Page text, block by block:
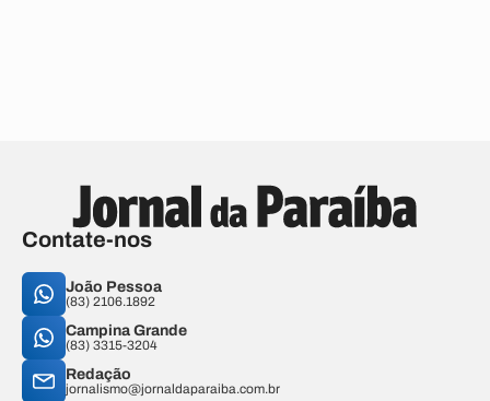
Contate-nos
João Pessoa
(83) 2106.1892
Campina Grande
(83) 3315-3204
Redação
jornalismo@jornaldaparaiba.com.br